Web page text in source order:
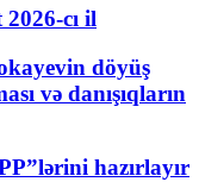
cı il
döyüş
və danışıqların
hazırlayır